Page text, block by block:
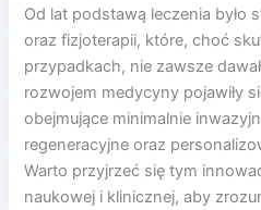
Od lat podstawą leczenia było
oraz fizjoterapii, które, choć
przypadkach, nie zawsze
rozwojem medycyny pojawiły
obejmujące minimalnie
regeneracyjne oraz
Warto przyjrzeć się tym
naukowej i klinicznej, aby